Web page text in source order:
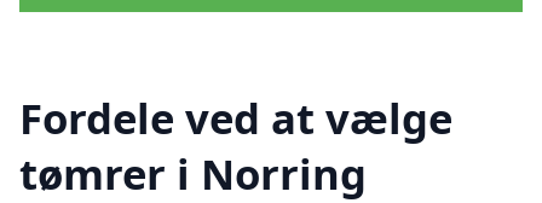
Fordele ved at vælge
tømrer i Norring